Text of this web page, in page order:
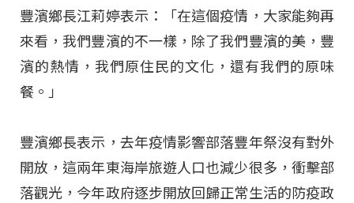
豐濱鄉長江莉婷表示：「在這個疫情，大家能夠再
來看，我們豐濱的不一樣，除了我們豐濱的美，豐
濱的熱情，我們原住民的文化，還有我們的原味
餐。」
豐濱鄉長表示，去年疫情影響部落豐年祭沒有對外
開放，這兩年東海岸旅遊人口也減少很多，衝擊部
落觀光，今年政府逐步開放回歸正常生活的防疫政